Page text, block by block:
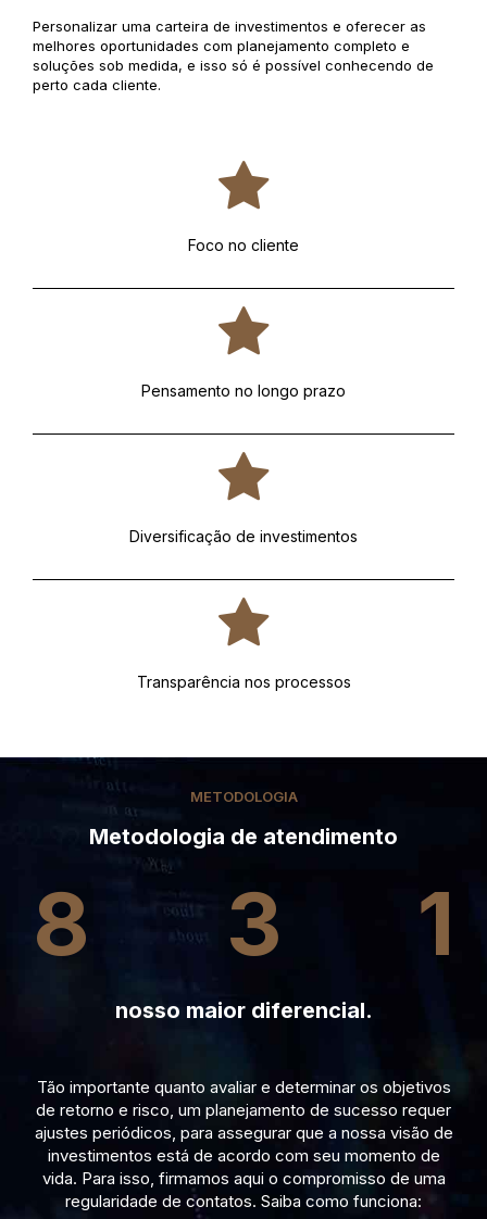
Personalizar uma carteira de investimentos e oferecer as
melhores oportunidades com planejamento completo e
soluções sob medida, e isso só é possível conhecendo de
perto cada cliente.
Foco no cliente
Pensamento no longo prazo
Diversificação de investimentos
Transparência nos processos
METODOLOGIA
Metodologia de atendimento
8 3 1
nosso maior diferencial.
Tão importante quanto avaliar e determinar os objetivos
de retorno e risco, um planejamento de sucesso requer
ajustes periódicos, para assegurar que a nossa visão de
investimentos está de acordo com seu momento de
vida. Para isso, firmamos aqui o compromisso de uma
regularidade de contatos. Saiba como funciona: